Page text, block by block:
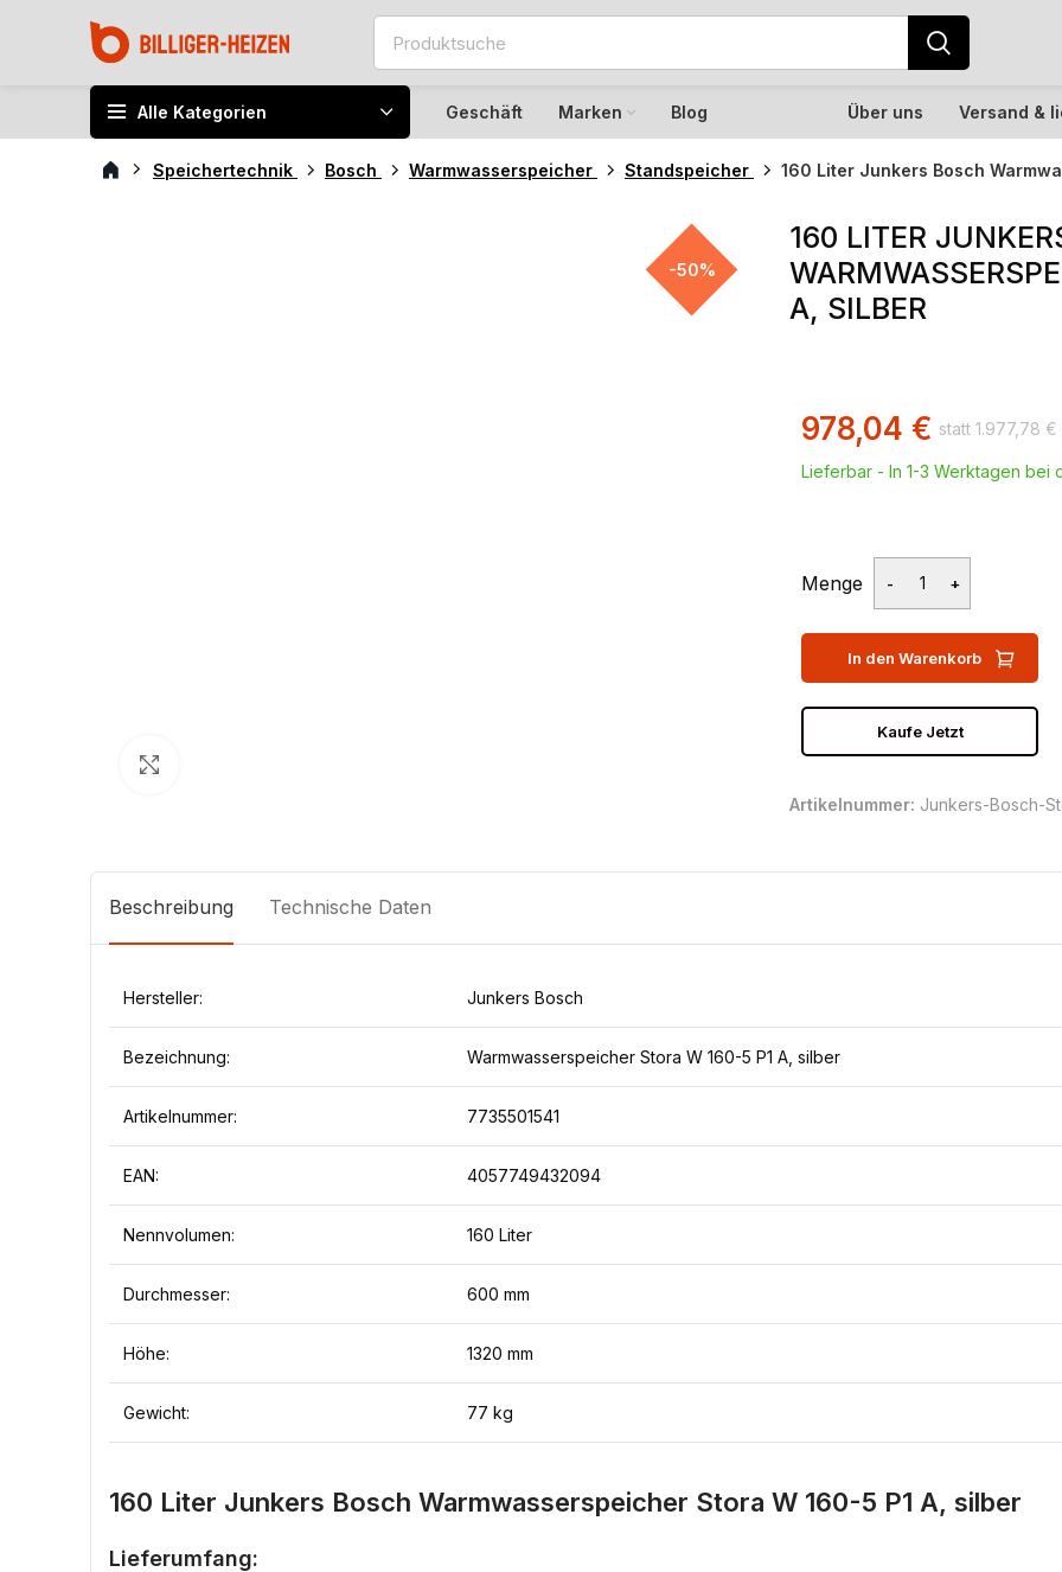
Alle Kategorien Geschäft Marken Blog Über uns Versand &
Speichertechnik Bosch Warmwasserspeicher Standspeicher 160 Liter Junkers Bosch
-50%
160 LITER
A, SILBER
1.977,78 €
978,04 €
Lieferbar - In 1-3 Werktagen bei
Menge
In den Warenkorb
Kaufe Jetzt
Artikelnummer: Junkers-Bosch-
Beschreibung Technische Daten
Hersteller: Junkers Bosch
Bezeichnung: Warmwasserspeicher Stora W 160-5 P1 A, silber
Artikelnummer: 7735501541
EAN: 4057749432094
Nennvolumen: 160 Liter
Durchmesser: 600 mm
Höhe: 1320 mm
Gewicht: 77 kg
160 Liter Junkers Bosch Warmwasserspeicher Stora W 160-5 P1 A, silber
Lieferumfang: